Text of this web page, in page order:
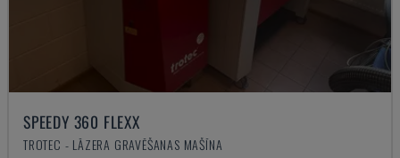
SPEEDY 360 FLEXX
TROTEC - LĀZERA GRAVĒŠANAS MAŠĪNA